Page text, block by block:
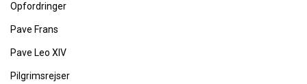
Opfordringer
Pave Frans
Pave Leo XIV
Pilgrimsrejser